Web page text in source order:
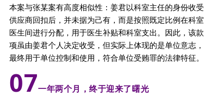
本案与张某案有高度相似性：姜君以科室主任的身份收受
供应商回扣后，并未据为己有，而是按照既定比例在科室
医生间进行分配，用于医生补贴和科室支出。因此，该款
项虽由姜君个人决定收受，但实际上体现的是单位意志，
最终用于单位控制和使用，符合单位受贿罪的法律特征。
07一年两个月，终于迎来了曙光